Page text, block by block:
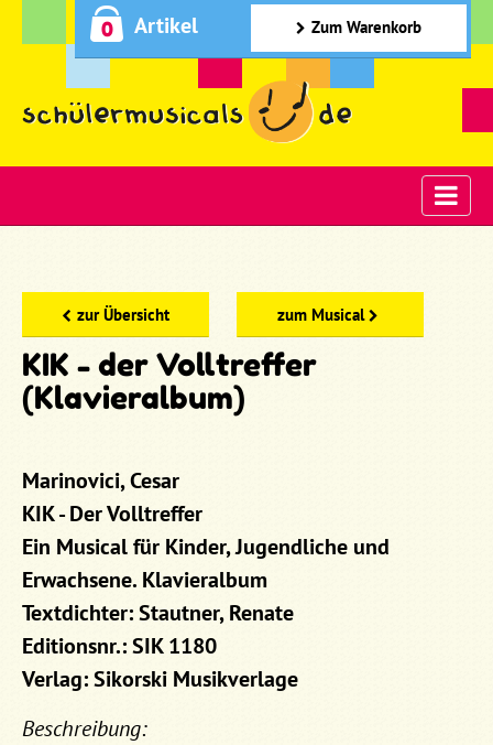
0 Artikel Zum Warenkorb
zur Übersicht zum Musical
KIK - der Volltreffer
(Klavieralbum)
Marinovici, Cesar
KIK - Der Volltreffer
Ein Musical für Kinder, Jugendliche und
Erwachsene. Klavieralbum
Textdichter: Stautner, Renate
Editionsnr.: SIK 1180
Verlag: Sikorski Musikverlage
Beschreibung: